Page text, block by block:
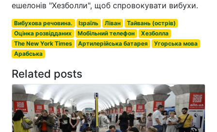
ешелонів "Хезболли", щоб спровокувати вибухи.
Вибухова речовина. Ізраїль Ліван
Тайвань (острів)
Оцінка розвідданих
Мобільний телефон
Хезболла
The New York Times
Артилерійська батарея
Угорська мова
Арабська
Related posts